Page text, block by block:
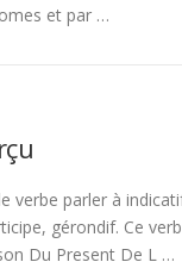
et par …
verbe parler à
gérondif. Ce
Du Present De L …